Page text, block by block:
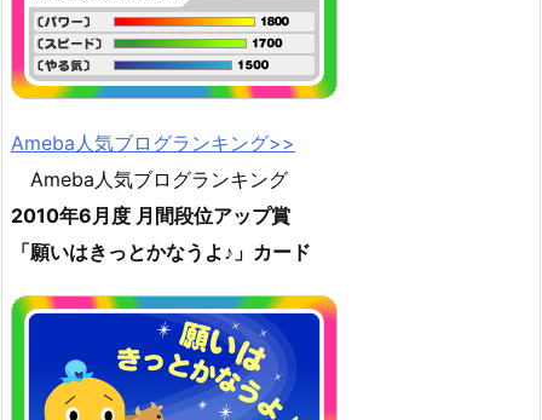
Ameba人気ブログランキング>>
Ameba人気ブログランキング
2010年6月度 月間段位アップ賞
「願いはきっとかなうよ♪」カード